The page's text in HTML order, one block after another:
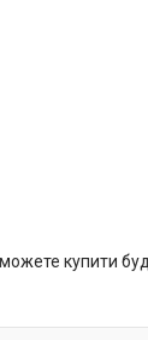
можете купити